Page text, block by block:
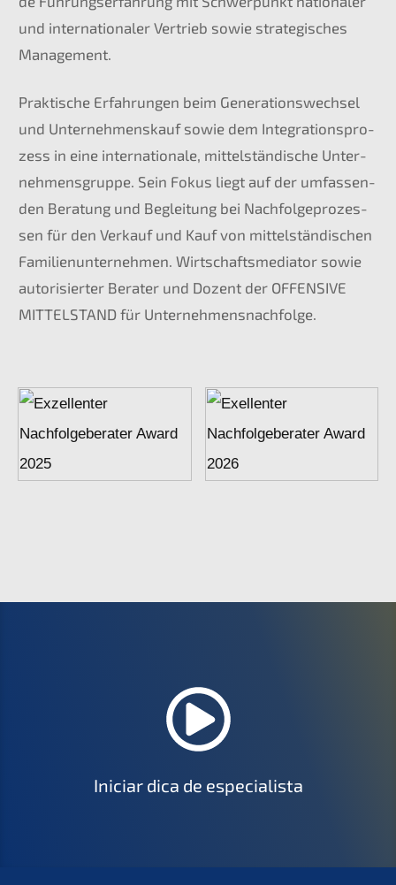
und inter­na­tio­na­ler Vertrieb sowie strate­gi­sches
Management.
Prakti­sche Erfah­run­gen beim Generations­wechsel
und Unter­nehmens­kauf sowie dem Integra­ti­ons­pro­
zess in eine inter­na­tio­na­le, mittel­stän­di­sche Unter­
neh­mens­grup­pe. Sein Fokus liegt auf der umfas­sen­
den Beratung und Beglei­tung bei Nachfol­ge­pro­zes­
sen für den Verkauf und Kauf von mittel­stän­di­schen
Famili­en­un­ter­neh­men. Wirtschafts­me­dia­tor sowie
autori­sier­ter Berater und Dozent der OFFENSIVE
MITTELSTAND für Unternehmensnachfolge.
Inici­ar dica de especialista